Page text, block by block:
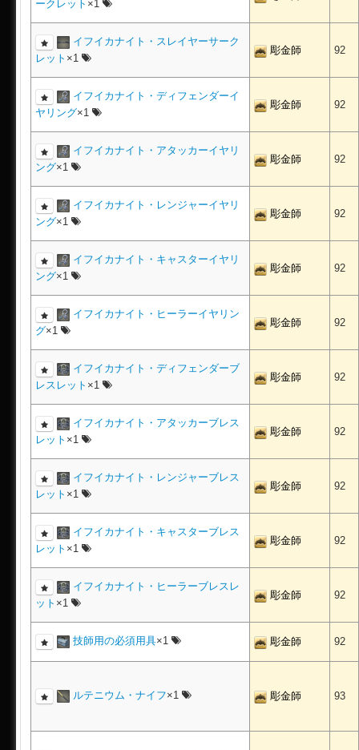
ークレット ×1
イフイカナイト・スレイヤーサーク
レット ×1
彫金師 92
イフイカナイト・ディフェンダーイ
ヤリング×1
彫金師 92
イフイカナイト・アタッカーイヤリ
ング×1
彫金師 92
イフイカナイト・レンジャーイヤリ
ング×1
彫金師 92
イフイカナイト・キャスターイヤリ
ング×1
彫金師 92
イフイカナイト・ヒーラーイヤリン
グ×1
彫金師 92
イフイカナイト・ディフェンダーブ
レスレット ×1
彫金師 92
イフイカナイト・アタッカーブレス
レット ×1
彫金師 92
イフイカナイト・レンジャーブレス
レット ×1
彫金師 92
イフイカナイト・キャスターブレス
レット ×1
彫金師 92
イフイカナイト・ヒーラーブレスレ
ット ×1
彫金師 92
技師用の必須用具×1 彫金師 92
ルテニウム・ナイフ×1 彫金師 93